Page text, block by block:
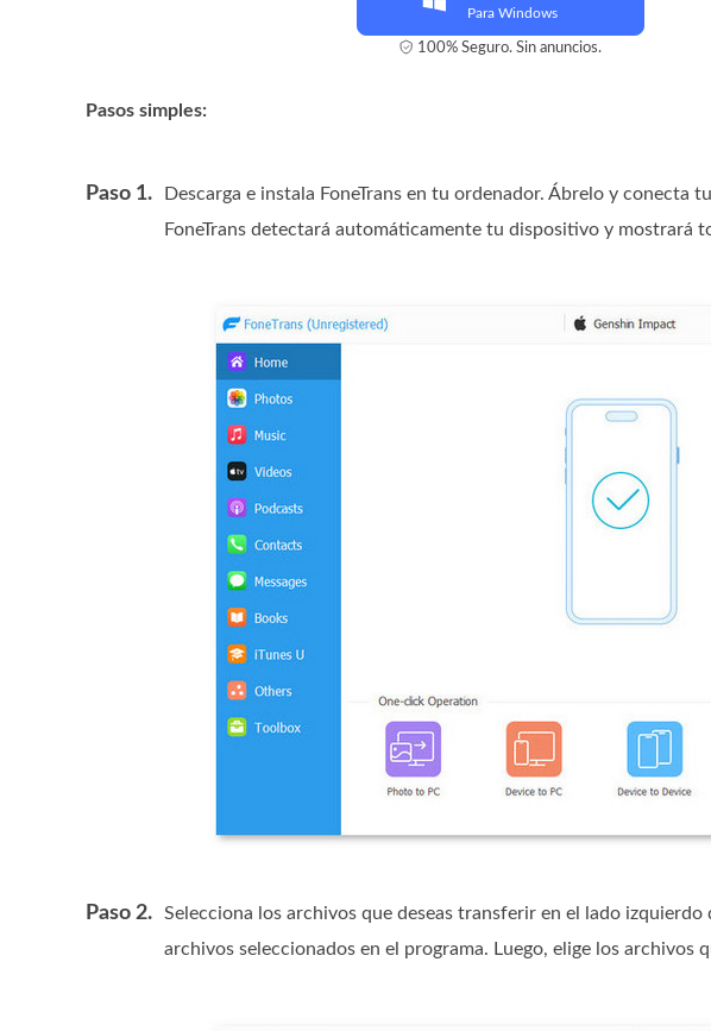
Para Windows
100% Seguro. Sin anuncios.
Pasos simples:
Paso 1.
Descarga e instala FoneTrans en tu ordenador. Ábrelo y conecta
FoneTrans detectará automáticamente tu dispositivo y mostrará
Paso 2.
Selecciona los archivos que deseas transferir en el lado
archivos seleccionados en el programa. Luego, elige los archivos